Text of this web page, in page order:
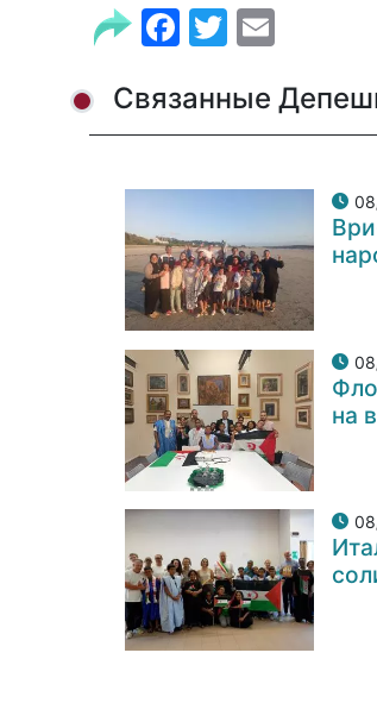
Facebook
Twitter
Связанные
на